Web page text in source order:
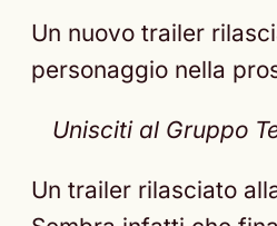
Un nuovo trailer
personaggio nella
Unisciti al Gruppo
Un trailer rilasciato